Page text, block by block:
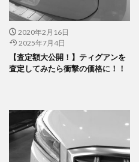
2020年2月16日
2025年7月4日
【査定額大公開！】ティグアンを
査定してみたら衝撃の価格に！！